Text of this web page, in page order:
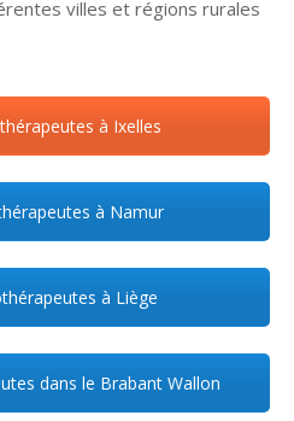
villes et régions rurales
à Ixelles
à Namur
à Liège
dans le Brabant Wallon